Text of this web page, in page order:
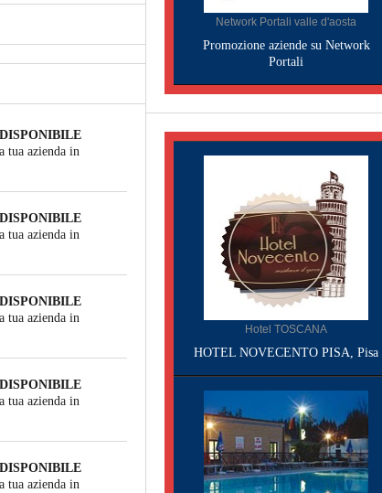
tua azienda in
tua azienda in
tua azienda in
tua azienda in
tua azienda in
Network Portali valle d'aosta
Promozione aziende su Network
Portali
Hotel TOSCANA
HOTEL NOVECENTO PISA, Pisa